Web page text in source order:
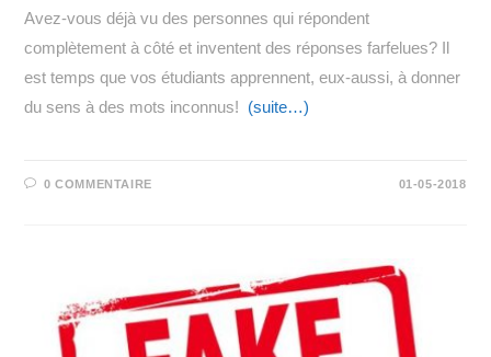
Avez-vous déjà vu des personnes qui répondent
complètement à côté et inventent des réponses farfelues? Il
est temps que vos étudiants apprennent, eux-aussi, à donner
du sens à des mots inconnus! (suite…)
0 COMMENTAIRE 01-05-2018